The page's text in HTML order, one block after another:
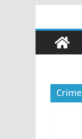
content
Crime